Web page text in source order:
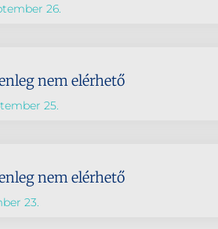
26.
nem elérhető
25.
nem elérhető
23.